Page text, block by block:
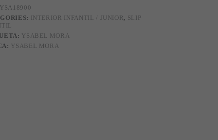
YSA18900
INTERIOR INFANTIL / JUNIOR, SLIP
YSABEL MORA
YSABEL MORA